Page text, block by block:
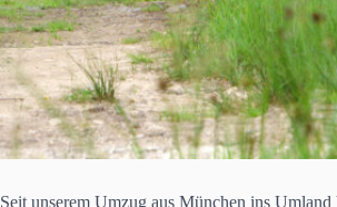
Seit unserem Umzug aus München ins Umland